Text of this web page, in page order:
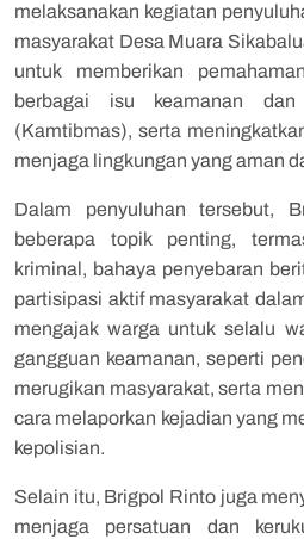
melaksanakan kegiatan
masyarakat Desa Muara
untuk memberikan
berbagai isu keamanan dan
(Kamtibmas), serta
menjaga lingkungan yang aman
Dalam penyuluhan tersebut,
beberapa topik penting,
kriminal, bahaya penyebaran
partisipasi aktif masyarakat
mengajak warga untuk selalu
gangguan keamanan, seperti
merugikan masyarakat, serta
cara melaporkan kejadian yang
kepolisian.
Selain itu, Brigpol Rinto juga
menjaga persatuan dan